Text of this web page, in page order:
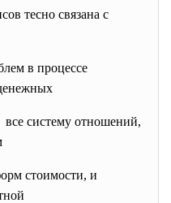
тесно связана с
в процессе
систему отношений,
стоимости, и